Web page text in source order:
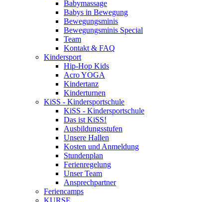
Babymassage
Babys in Bewegung
Bewegungsminis
Bewegungsminis Special
Team
Kontakt & FAQ
Kindersport
Hip-Hop Kids
Acro YOGA
Kindertanz
Kinderturnen
KiSS - Kindersportschule
KiSS - Kindersportschule
Das ist KiSS!
Ausbildungsstufen
Unsere Hallen
Kosten und Anmeldung
Stundenplan
Ferienregelung
Unser Team
Ansprechpartner
Feriencamps
KURSE